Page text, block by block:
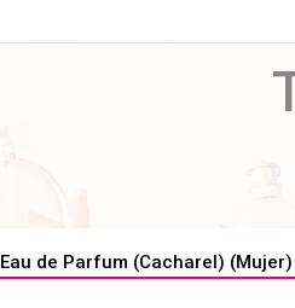
Eau de Parfum (Cacharel) (Mujer)